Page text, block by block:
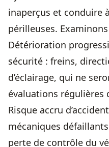
inaperçus et conduire
périlleuses.
Détérioration
sécurité : freins,
d’éclairage, qui ne
évaluations régulières
Risque accru
mécaniques
perte de contrôle du